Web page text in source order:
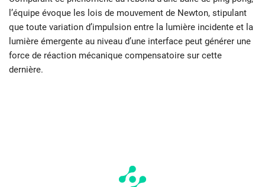
l’équipe évoque les lois de mouvement de Newton, stipulant
que toute variation d’impulsion entre la lumière incidente et la
lumière émergente au niveau d’une interface peut générer une
force de réaction mécanique compensatoire sur cette
dernière.